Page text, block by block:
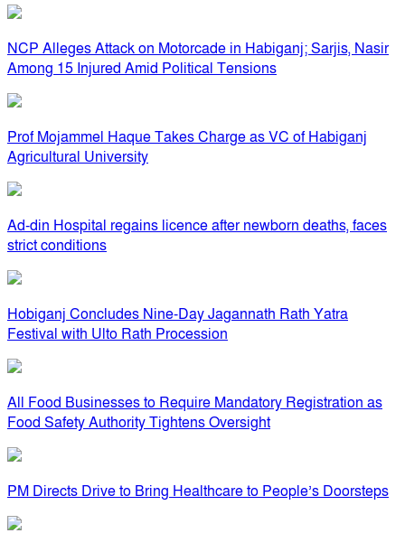
NCP Alleges Attack on Motorcade in Habiganj; Sarjis, Nasir
Among 15 Injured Amid Political Tensions
Prof Mojammel Haque Takes Charge as VC of Habiganj
Agricultural University
Ad-din Hospital regains licence after newborn deaths, faces
strict conditions
Hobiganj Concludes Nine-Day Jagannath Rath Yatra
Festival with Ulto Rath Procession
All Food Businesses to Require Mandatory Registration as
Food Safety Authority Tightens Oversight
PM Directs Drive to Bring Healthcare to People’s Doorsteps